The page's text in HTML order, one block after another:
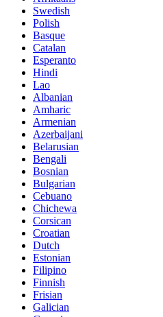
Swedish
Polish
Basque
Catalan
Esperanto
Hindi
Lao
Albanian
Amharic
Armenian
Azerbaijani
Belarusian
Bengali
Bosnian
Bulgarian
Cebuano
Chichewa
Corsican
Croatian
Dutch
Estonian
Filipino
Finnish
Frisian
Galician